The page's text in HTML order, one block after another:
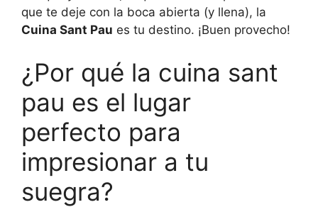
que te deje con la boca abierta (y llena), la
Cuina Sant Pau es tu destino. ¡Buen provecho!
¿Por qué la cuina sant
pau es el lugar
perfecto para
impresionar a tu
suegra?